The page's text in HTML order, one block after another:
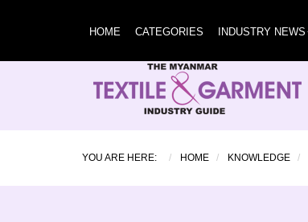
HOME CATEGORIES INDUSTRY NEWS
YOU ARE HERE: HOME KNOWLEDGE